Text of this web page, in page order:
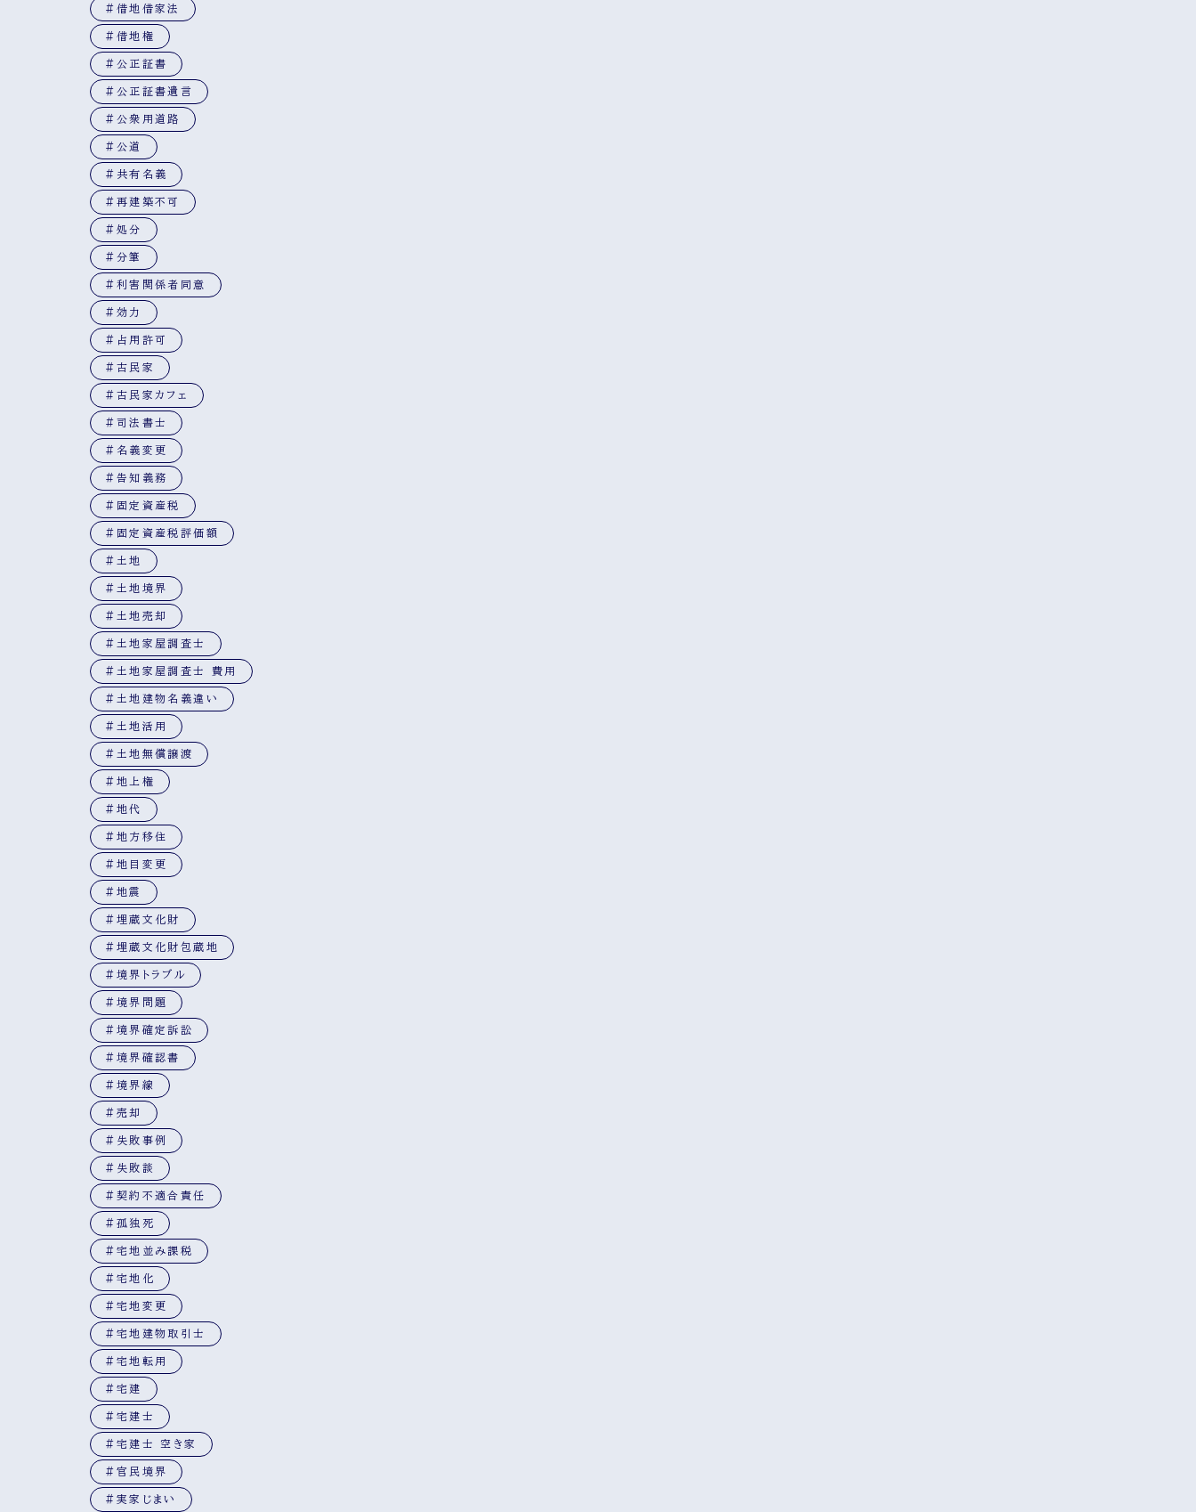
#借地借家法
#借地権
#公正証書
#公正証書遺言
#公衆用道路
#公道
#共有名義
#再建築不可
#処分
#分筆
#利害関係者同意
#効力
#占用許可
#古民家
#古民家カフェ
#司法書士
#名義変更
#告知義務
#固定資産税
#固定資産税評価額
#土地
#土地境界
#土地売却
#土地家屋調査士
#土地家屋調査士 費用
#土地建物名義違い
#土地活用
#土地無償譲渡
#地上権
#地代
#地方移住
#地目変更
#地震
#埋蔵文化財
#埋蔵文化財包蔵地
#境界トラブル
#境界問題
#境界確定訴訟
#境界確認書
#境界線
#売却
#失敗事例
#失敗談
#契約不適合責任
#孤独死
#宅地並み課税
#宅地化
#宅地変更
#宅地建物取引士
#宅地転用
#宅建
#宅建士
#宅建士 空き家
#官民境界
#実家じまい